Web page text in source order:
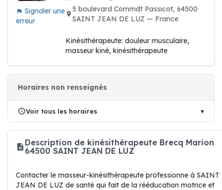
Signaler une
erreur
5 boulevard Commdt Passicot, 64500
SAINT JEAN DE LUZ — France
Kinésithérapeute: douleur musculaire,
masseur kiné, kinésithérapeute
Horaires non renseignés
Voir tous les horaires
Description de kinésithérapeute Brecq Marion
64500 SAINT JEAN DE LUZ
Contacter le masseur-kinésithérapeute professionne à SAINT
JEAN DE LUZ de santé qui fait de la rééducation motrice et